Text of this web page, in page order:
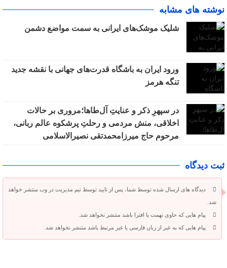
نوشته های مشابه
شلیک موشک‌های ایرانی به سمت مواضع دشمن
ورود ایران به باشگاه قدرت‌های جهانی با نقشه جدید
تنگه هرمز
در سپهرِ ذکر و عنایتِ آل‌طاها؛مروری بر حالات
اخلاقی، منش مردمی و رحلتِ پرشکوه عالم ربانی،
مرحوم حاج میرزامحمدتقی نصیرالاسلامی
ثبت دیدگاه
دیدگاه های ارسال شده توسط شما، پس از تایید توسط تیم مدیریت در وب منتشر خواهد
شد.
پیام هایی که حاوی تهمت یا افترا باشد منتشر نخواهد شد.
پیام هایی که به غیر از زبان فارسی یا غیر مرتبط باشد منتشر نخواهد شد.